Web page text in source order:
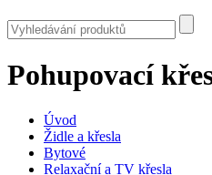
Pohupovací
Úvod
Židle a křesla
Bytové
Relaxační a TV křesla